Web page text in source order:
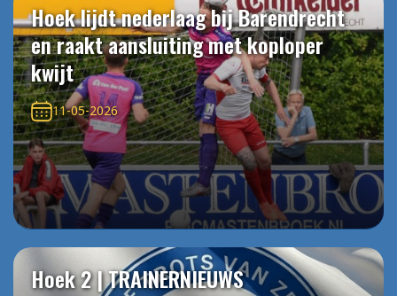
Hoek lijdt nederlaag bij Barendrecht
en raakt aansluiting met koploper
kwijt
11-05-2026
Hoek 2 | TRAINERNIEUWS